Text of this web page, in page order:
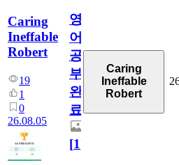
Caring
Ineffable
Robert
19
1
0
26.08.05
영
어
공
부
완
료
[1]
Caring
Ineffable
Robert